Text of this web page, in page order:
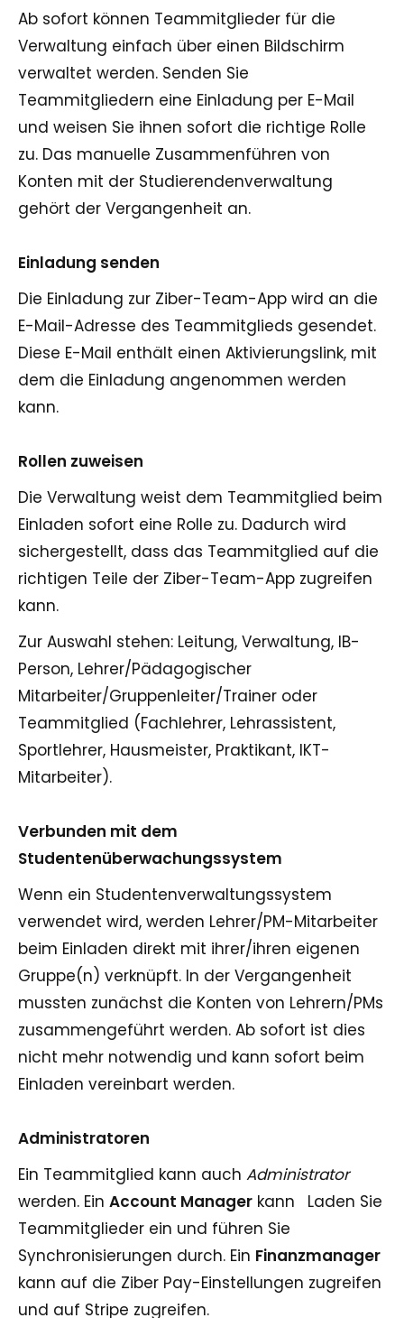
Ab sofort können Teammitglieder für die
Verwaltung einfach über einen Bildschirm
verwaltet werden. Senden Sie
Teammitgliedern eine Einladung per E-Mail
und weisen Sie ihnen sofort die richtige Rolle
zu. Das manuelle Zusammenführen von
Konten mit der Studierendenverwaltung
gehört der Vergangenheit an.
Einladung senden
Die Einladung zur Ziber-Team-App wird an die
E-Mail-Adresse des Teammitglieds gesendet.
Diese E-Mail enthält einen Aktivierungslink, mit
dem die Einladung angenommen werden
kann.
Rollen zuweisen
Die Verwaltung weist dem Teammitglied beim
Einladen sofort eine Rolle zu. Dadurch wird
sichergestellt, dass das Teammitglied auf die
richtigen Teile der Ziber-Team-App zugreifen
kann.
Zur Auswahl stehen: Leitung, Verwaltung, IB-
Person, Lehrer/Pädagogischer
Mitarbeiter/Gruppenleiter/Trainer oder
Teammitglied (Fachlehrer, Lehrassistent,
Sportlehrer, Hausmeister, Praktikant, IKT-
Mitarbeiter).
Verbunden mit dem
Studentenüberwachungssystem
Wenn ein Studentenverwaltungssystem
verwendet wird, werden Lehrer/PM-Mitarbeiter
beim Einladen direkt mit ihrer/ihren eigenen
Gruppe(n) verknüpft. In der Vergangenheit
mussten zunächst die Konten von Lehrern/PMs
zusammengeführt werden. Ab sofort ist dies
nicht mehr notwendig und kann sofort beim
Einladen vereinbart werden.
Administratoren
Ein Teammitglied kann auch Administrator
werden. Ein Account Manager kann
Laden Sie
Teammitglieder ein und führen Sie
Synchronisierungen durch. Ein Finanzmanager
kann auf die Ziber Pay-Einstellungen zugreifen
und auf Stripe zugreifen.